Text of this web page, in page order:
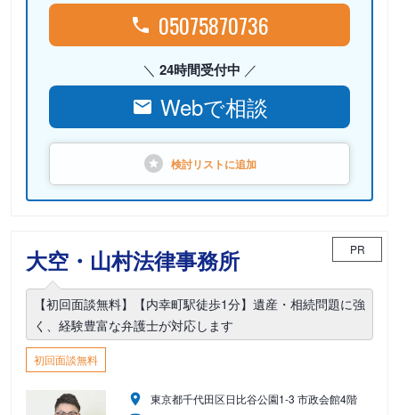
05075870736
24時間受付中
Webで相談
検討リストに追加
大空・山村法律事務所 PR
【初回面談無料】【内幸町駅徒歩1分】遺産・相続問題に強
く、経験豊富な弁護士が対応します
初回面談無料
東京都千代田区日比谷公園1-3 市政会館4階